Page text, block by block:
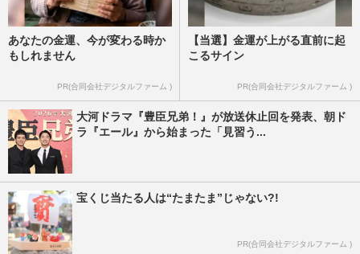
あなたの金運、今が変わる時か
もしれません
PR(合同会社デジタルファーム )
【当選】金運が上がる直前に起
こるサイン
PR(合同会社デジタルファーム )
大河ドラマ『豊臣兄弟！』が放送休止回を発表、朝ド
ラ『エール』から始まった「見習う...
宝くじ当たる人は“たまたま”じゃない?!
PR(合同会社デジタルファーム )